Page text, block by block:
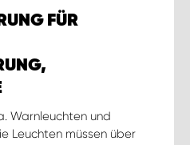
FÜR
Warnleuchten und
Leuchten müssen über